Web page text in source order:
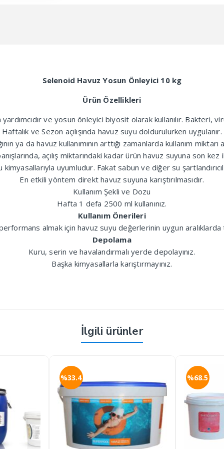
Selenoid Havuz Yosun Önleyici 10 kg
Ürün Özellikleri
ve yosun önleyici biyosit olarak kullanılır. Bakteri,
Haftalık ve Sezon açılışında havuz suyu doldurulurken uygulanır.
ya da havuz kullanımının arttığı zamanlarda kullanım miktarı
açılış miktarındaki kadar ürün havuz suyuna son kez
uyumludur. Fakat sabun ve diğer su
En etkili yöntem direkt havuz suyuna karıştırılmasıdır.
Kullanım Şekli ve Dozu
Hafta 1 defa 2500 ml kullanınız.
Kullanım Önerileri
almak için havuz suyu değerlerinin uygun aralıklarda
Depolama
Kuru, serin ve havalandırmalı yerde depolayınız.
Başka kimyasallarla karıştırmayınız.
İlgili ürünler
%33.4 %68.5